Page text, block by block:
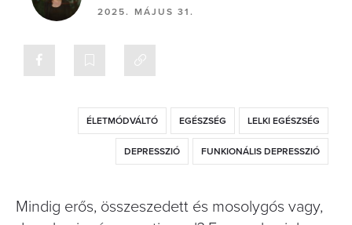
2025. MÁJUS 31.
ÉLETMÓDVÁLTÓ EGÉSZSÉG LELKI EGÉSZSÉG
DEPRESSZIÓ FUNKIONÁLIS DEPRESSZIÓ
Mindig erős, összeszedett és mosolygós vagy,